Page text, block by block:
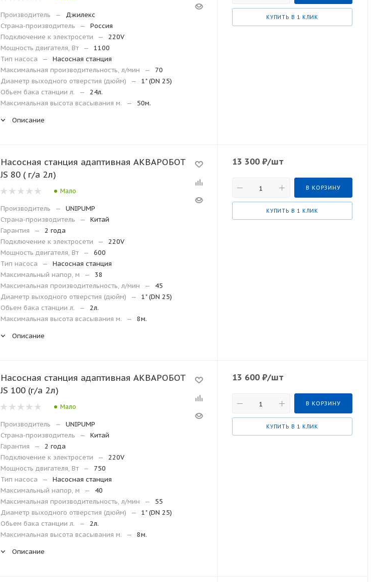
Производитель —
Джилекс
Страна-производитель
—
Россия
Подключение к электросети
—
220V
Мощность двигателя, Вт
—
1100
Тип насоса
—
Насосная станция
Максимальная производительность, л/мин
—
70
Диаметр выходного отверстия (дюйм)
—
1" (DN 25)
Обьем бака станции л.
—
24л.
Максимальная высота всасывания м.
—
50м.
Описание
КУПИТЬ В 1 КЛИК
Насосная станция адаптивная АКВАРОБОТ
JS 80 ( г/а 2л)
Мало
Производитель —
UNIPUMP
Страна-производитель
—
Китай
Гарантия
—
2 года
Подключение к электросети
—
220V
Мощность двигателя, Вт
—
600
Тип насоса
—
Насосная станция
Максимальный напор, м
—
38
Максимальная производительность, л/мин
—
45
Диаметр выходного отверстия (дюйм)
—
1" (DN 25)
Обьем бака станции л.
—
2л.
Максимальная высота всасывания м.
—
8м.
Описание
13 300 ₽/шт
В КОРЗИНУ
КУПИТЬ В 1 КЛИК
Насосная станция адаптивная АКВАРОБОТ
JS 100 (г/а 2л)
Мало
Производитель —
UNIPUMP
Страна-производитель
—
Китай
Гарантия
—
2 года
Подключение к электросети
—
220V
Мощность двигателя, Вт
—
750
Тип насоса
—
Насосная станция
Максимальный напор, м
—
40
Максимальная производительность, л/мин
—
55
Диаметр выходного отверстия (дюйм)
—
1" (DN 25)
Обьем бака станции л.
—
2л.
Максимальная высота всасывания м.
—
8м.
Описание
13 600 ₽/шт
В КОРЗИНУ
КУПИТЬ В 1 КЛИК